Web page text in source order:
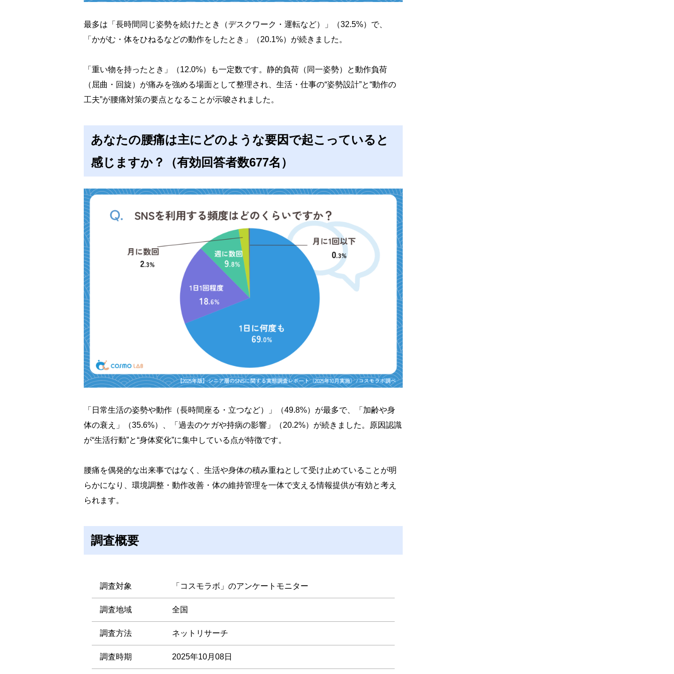
最多は「長時間同じ姿勢を続けたとき（デスクワーク・運転など）」（32.5%）で、
「かがむ・体をひねるなどの動作をしたとき」（20.1%）が続きました。
「重い物を持ったとき」（12.0%）も一定数です。静的負荷（同一姿勢）と動作負荷
（屈曲・回旋）が痛みを強める場面として整理され、生活・仕事の“姿勢設計”と“動作の
工夫”が腰痛対策の要点となることが示唆されました。
あなたの腰痛は主にどのような要因で起こっていると
感じますか？（有効回答者数677名）
「日常生活の姿勢や動作（長時間座る・立つなど）」（49.8%）が最多で、「加齢や身
体の衰え」（35.6%）、「過去のケガや持病の影響」（20.2%）が続きました。 原因認識
が“生活行動”と“身体変化”に集中している点が特徴です。
腰痛を偶発的な出来事ではなく、生活や身体の積み重ねとして受け止めていることが明
らかになり、環境調整・動作改善・体の維持管理を一体で支える情報提供が有効と考え
られます。
調査概要
調査対象 「コスモラボ」のアンケートモニター
調査地域 全国
調査方法 ネットリサーチ
調査時期 2025年10月08日